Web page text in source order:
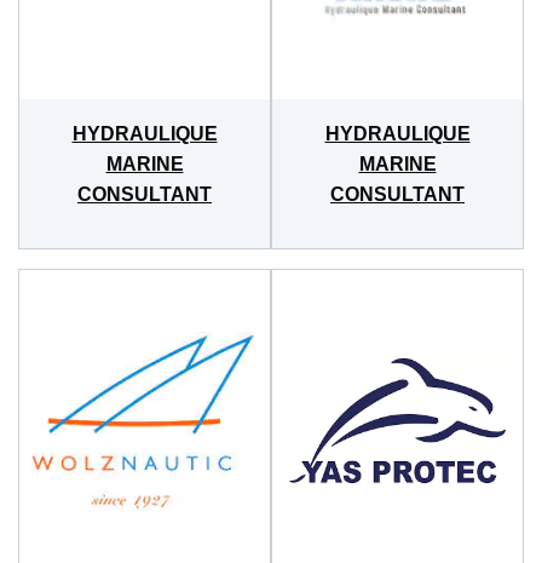
HYDRAULIQUE
MARINE
CONSULTANT
HYDRAULIQUE
MARINE
CONSULTANT